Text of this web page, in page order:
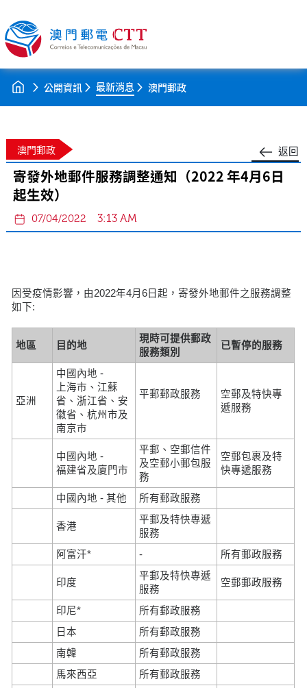
公開資訊 最新消息 澳門郵政
返回
澳門郵政
寄發外地郵件服務調整通知（2022 年4月6日
起生效）
07/04/2022 3:13 AM
因受疫情影響，由2022年4月6日起，寄發外地郵件之服務調整
如下:
地區 目的地
現時可提供郵政
服務類別
已暫停的服務
亞洲
中國內地 -
上海市、江蘇
省、浙江省、安
徽省、杭州市及
南京市
平郵郵政服務
空郵及特快專
遞服務
中國內地 -
福建省及廈門市
平郵、空郵信件
及空郵小郵包服
務
空郵包裹及特
快專遞服務
中國內地 - 其他 所有郵政服務
香港
平郵及特快專遞
服務
阿富汗*
- 所有郵政服務
印度
平郵及特快專遞
服務
空郵郵政服務
印尼*
所有郵政服務
日本
所有郵政服務
南韓
所有郵政服務
馬來西亞
所有郵政服務